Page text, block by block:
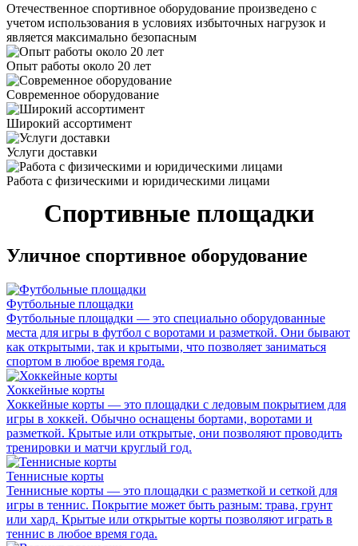
Отечественное спортивное оборудование произведено с
учетом использования в условиях избыточных нагрузок и
является максимально безопасным
Опыт работы около 20 лет
Современное оборудование
Широкий ассортимент
Услуги доставки
Работа с физическими и юридическими лицами
Спортивные площадки
Уличное спортивное оборудование
Футбольные площадки
Футбольные площадки — это специально оборудованные
места для игры в футбол с воротами и разметкой. Они бывают
как открытыми, так и крытыми, что позволяет заниматься
спортом в любое время года.
Хоккейные корты
Хоккейные корты — это площадки с ледовым покрытием для
игры в хоккей. Обычно оснащены бортами, воротами и
разметкой. Крытые или открытые, они позволяют проводить
тренировки и матчи круглый год.
Теннисные корты
Теннисные корты — это площадки с разметкой и сеткой для
игры в теннис. Покрытие может быть разным: трава, грунт
или хард. Крытые или открытые корты позволяют играть в
теннис в любое время года.